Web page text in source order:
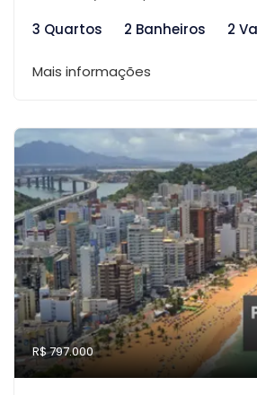
3 Quartos
2 Banheiros 2
Mais informações
R$ 797.000